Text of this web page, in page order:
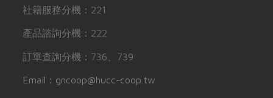
社籍服務分機：221
產品諮詢分機：222
訂單查詢分機：736、739
Email：gncoop@hucc-coop.tw